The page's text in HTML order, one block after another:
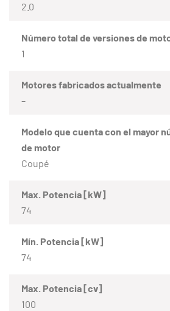
2.0
Número total de versiones de
1
Motores fabricados actualmente
–
Modelo que cuenta con el mayor
de motor
Coupé
Max. Potencia [kW]
74
Mín. Potencia [kW]
74
Max. Potencia [cv]
100